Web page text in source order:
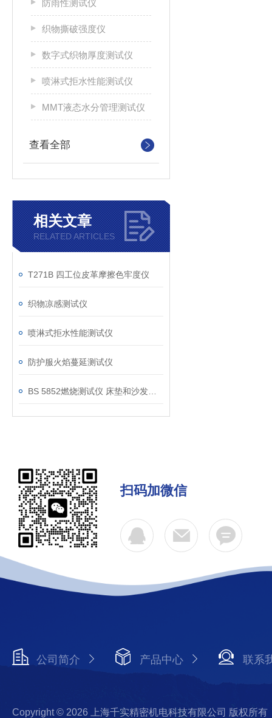
防雨性测试仪
织物撕破强度仪
数字式织物厚度测试仪
喷淋式拒水性能测试仪
MMT液态水分管理测试仪
查看全部
相关文章
RELATED ARTICLES
T271B 四工位皮革摩擦色牢度仪
织物凉感测试仪
喷淋式拒水性能测试仪
防护服火焰蔓延测试仪
扫码加微信
公司简介 产品中心 联系
Copyright © 2026 上海千实精密机电科技有限公司 版权所有